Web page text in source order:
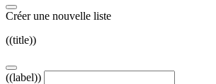
Créer une nouvelle liste
((title))
((label))